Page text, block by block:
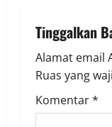
a
v
i
g
Tinggalkan
Alamat email
Ruas yang
Komentar*